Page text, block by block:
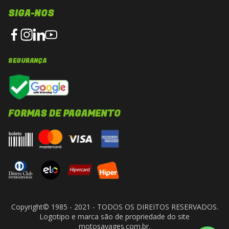
SIGA-NOS
SEGURANÇA
FORMAS DE PAGAMENTO
Copyright© 1985 - 2021 - TODOS OS DIREITOS RESERVADOS.
Logotipo e marca são de propriedade do site
motosavages.com.br.